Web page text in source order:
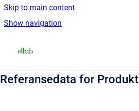
Skip to main content
Show navigation
Referansedata for Produkt